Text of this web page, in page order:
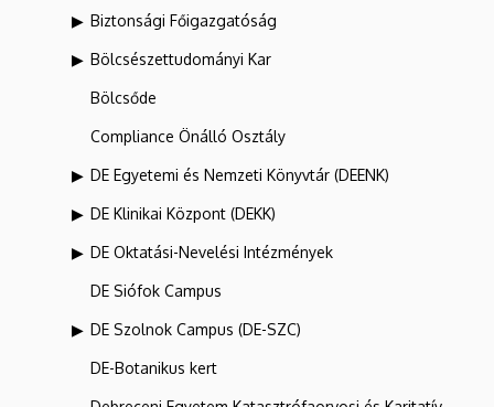
Biztonsági Főigazgatóság
Bölcsészettudományi Kar
Bölcsőde
Compliance Önálló Osztály
DE Egyetemi és Nemzeti Könyvtár (DEENK)
DE Klinikai Központ (DEKK)
DE Oktatási-Nevelési Intézmények
DE Siófok Campus
DE Szolnok Campus (DE-SZC)
DE-Botanikus kert